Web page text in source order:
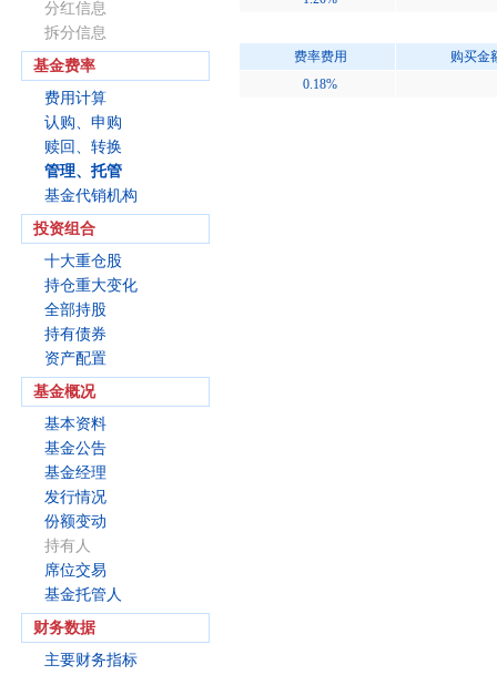
分红信息
拆分信息
基金费率
费用计算
认购、申购
赎回、转换
管理、托管
基金代销机构
投资组合
十大重仓股
持仓重大变化
全部持股
持有债券
资产配置
基金概况
基本资料
基金公告
基金经理
发行情况
份额变动
持有人
席位交易
基金托管人
财务数据
主要财务指标
费率费用
购买金
0.18%